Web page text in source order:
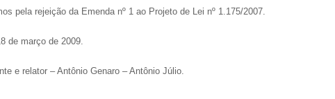
pela rejeição da Emenda nº 1 ao Projeto de Lei nº 1.175/2007.
de março de 2009.
e relator – Antônio Genaro – Antônio Júlio.